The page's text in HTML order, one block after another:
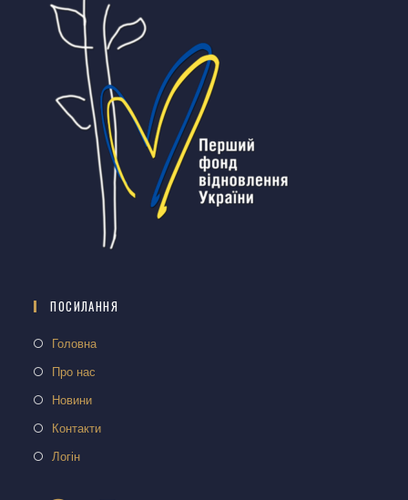
ПОСИЛАННЯ
Головна
Про нас
Новини
Контакти
Логін